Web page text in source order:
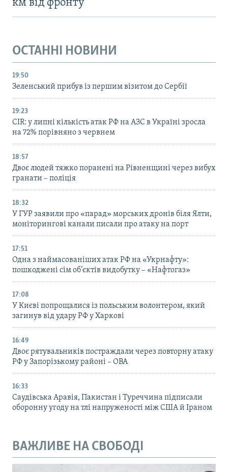
км від фронту
ОСТАННІ НОВИНИ
19:50
Зеленський прибув із першим візитом до Сербії
19:23
CIR: у липні кількість атак РФ на АЗС в Україні зросла
на 72% порівняно з червнем
18:57
Двоє людей тяжко поранені на Рівненщині через вибух
гранати – поліція
18:32
У ГУР заявили про «парад» морських дронів біля Ялти,
моніторингові канали писали про атаку на порт
17:51
Одна з наймасованіших атак РФ на «Укрнафту»:
пошкоджені сім об’єктів видобутку – «Нафтогаз»
17:08
У Києві попрощалися із польським волонтером, який
загинув від удару РФ у Харкові
16:49
Двоє рятувальників постраждали через повторну атаку
РФ у Запорізькому районі – ОВА
16:33
Саудівська Аравія, Пакистан і Туреччина підписали
оборонну угоду на тлі напруженості між США й Іраном
ВАЖЛИВЕ НА СВОБОДІ